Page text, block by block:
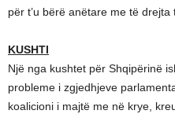
për t’u bërë anëtare me të drejta
KUSHTI
Një nga kushtet për Shqipërinë
probleme i zgjedhjeve
koalicioni i majtë me në krye,